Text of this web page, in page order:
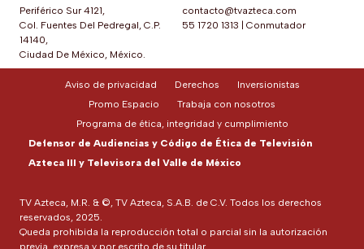
Periférico Sur 4121,
Col. Fuentes Del Pedregal, C.P.
14140,
Ciudad De México, México.
contacto@tvazteca.com
55 1720 1313
Conmutador
TV Azteca, M.R. & ©, TV Azteca, S.A.B. de C.V. Todos los derechos
reservados, 2025.
Queda prohibida la reproducción total o parcial sin la autorización
previa, expresa y por escrito de su titular.
Aviso de privacidad Derechos
Inversionistas
Promo Espacio
Trabaja con nosotros
Programa de ética, integridad y cumplimiento
Defensor de Audiencias y Código de Ética de Televisión
Azteca III y Televisora del Valle de México